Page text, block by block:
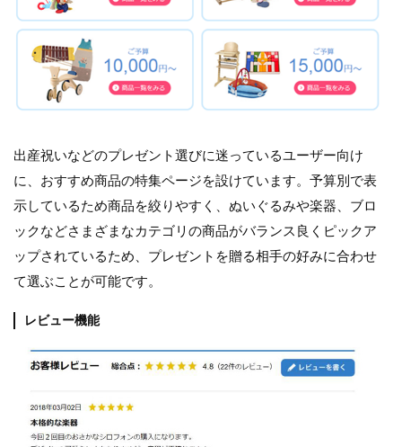
出産祝いなどのプレゼント選びに迷っているユーザー向け
に、おすすめ商品の特集ページを設けています。予算別で表
示しているため商品を絞りやすく、ぬいぐるみや楽器、ブロ
ックなどさまざまなカテゴリの商品がバランス良くピックア
ップされているため、プレゼントを贈る相手の好みに合わせ
て選ぶことが可能です。
レビュー機能